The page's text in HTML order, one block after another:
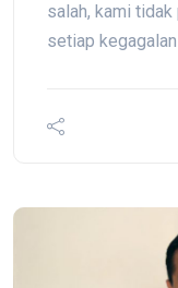
salah, kami tidak
setiap